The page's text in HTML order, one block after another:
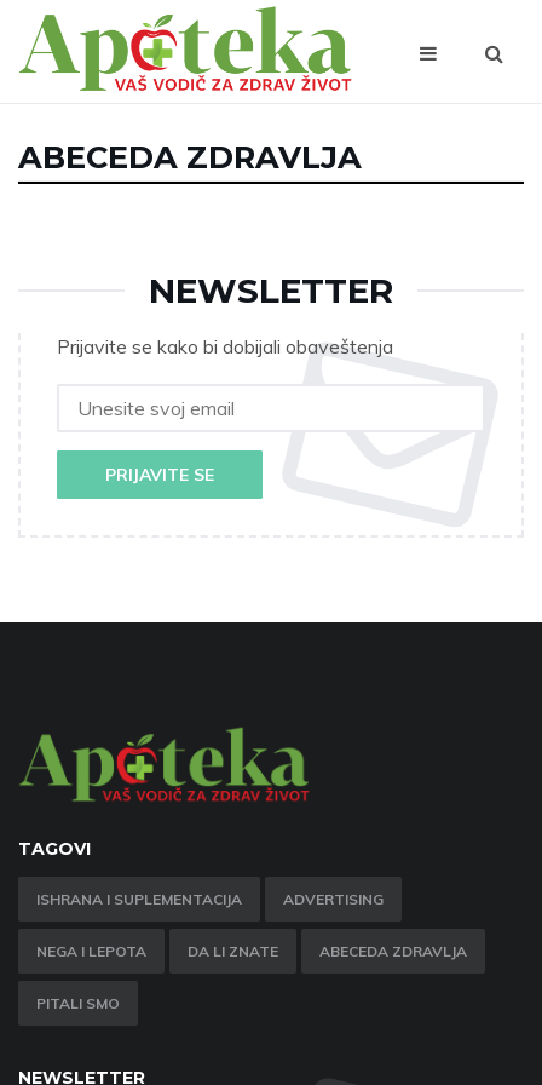
ABECEDA ZDRAVLJA
NEWSLETTER
Prijavite se kako bi dobijali obaveštenja
PRIJAVITE SE
TAGOVI
ISHRANA I SUPLEMENTACIJA ADVERTISING
NEGA I LEPOTA DA LI ZNATE ABECEDA ZDRAVLJA
PITALI SMO
NEWSLETTER